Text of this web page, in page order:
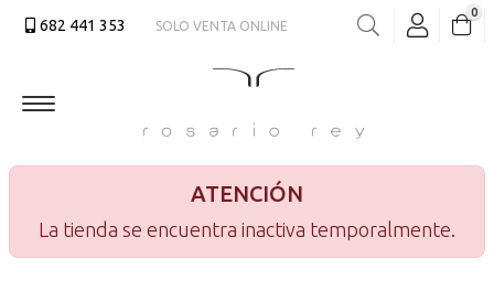
682 441 353
SOLO VENTA ONLINE
Buscar
0
ATENCIÓN
La tienda se encuentra inactiva temporalmente.